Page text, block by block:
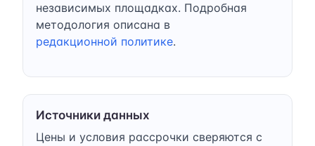
независимых площадках. Подробная
методология описана в
редакционной политике.
Источники данных
Цены и условия рассрочки сверяются с